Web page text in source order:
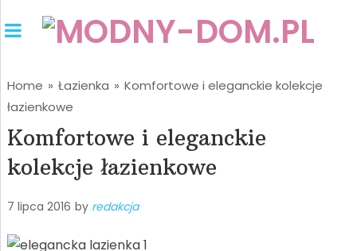
Home » Łazienka » Komfortowe i eleganckie kolekcje
łazienkowe
Komfortowe i eleganckie
kolekcje łazienkowe
7 lipca 2016 by redakcja